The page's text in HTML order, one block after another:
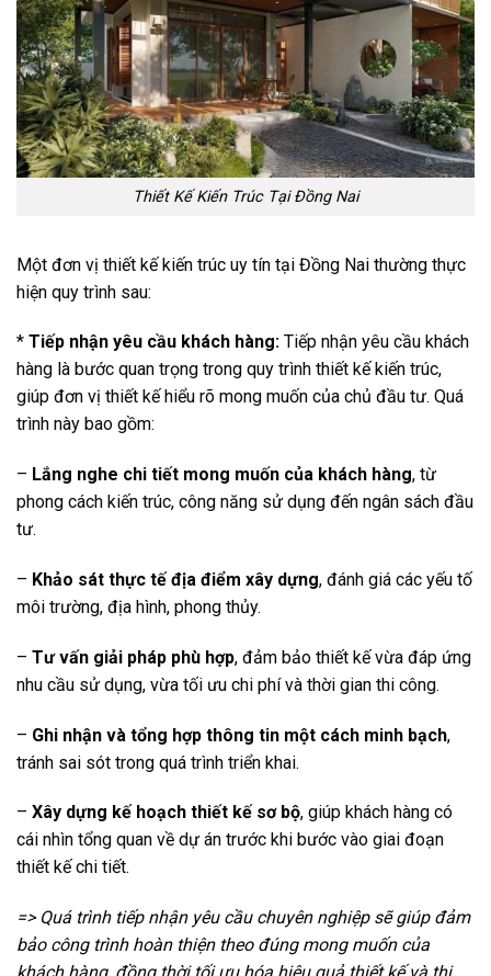
Thiết Kế Kiến Trúc Tại Đồng Nai
Một đơn vị thiết kế kiến trúc uy tín tại Đồng Nai thường thực
hiện quy trình sau:
* Tiếp nhận yêu cầu khách hàng: Tiếp nhận yêu cầu khách
hàng là bước quan trọng trong quy trình thiết kế kiến trúc,
giúp đơn vị thiết kế hiểu rõ mong muốn của chủ đầu tư. Quá
trình này bao gồm:
– Lắng nghe chi tiết mong muốn của khách hàng, từ
phong cách kiến trúc, công năng sử dụng đến ngân sách đầu
tư.
– Khảo sát thực tế địa điểm xây dựng, đánh giá các yếu tố
môi trường, địa hình, phong thủy.
– Tư vấn giải pháp phù hợp, đảm bảo thiết kế vừa đáp ứng
nhu cầu sử dụng, vừa tối ưu chi phí và thời gian thi công.
– Ghi nhận và tổng hợp thông tin một cách minh bạch,
tránh sai sót trong quá trình triển khai.
– Xây dựng kế hoạch thiết kế sơ bộ, giúp khách hàng có
cái nhìn tổng quan về dự án trước khi bước vào giai đoạn
thiết kế chi tiết.
=> Quá trình tiếp nhận yêu cầu chuyên nghiệp sẽ giúp đảm
bảo công trình hoàn thiện theo đúng mong muốn của